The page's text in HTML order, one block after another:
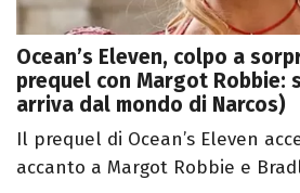
Ocean’s Eleven, colpo a
prequel con Margot Robbie:
arriva dal mondo di Narcos)
Il prequel di Ocean’s Eleven
accanto a Margot Robbie e